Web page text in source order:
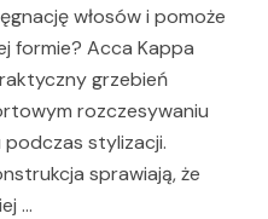
włosów i pomoże
formie? Acca Kappa
grzebień
rozczesywaniu
stylizacji.
sprawiają, że
…